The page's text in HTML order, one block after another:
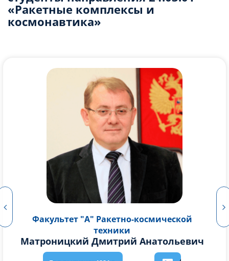
«Ракетные комплексы и
космонавтика»
Факультет "А" Ракетно-космической
техники
Соколовский Михаил Иванович